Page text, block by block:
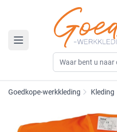
Toggle navigation
Goedkope-werkkleding Kleding